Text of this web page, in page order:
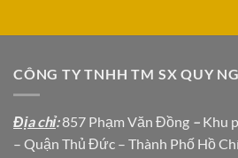
CÔNG TY TNHH TM SX QUY
Địa chỉ:857 Phạm Văn Đồng – Khu
– Quận Thủ Đức – Thành Phố Hồ